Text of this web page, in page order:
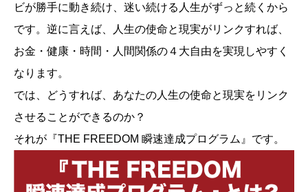
ビが勝手に動き続け、迷い続ける人生がずっと続くから
です。逆に言えば、人生の使命と現実がリンクすれば、
お金・健康・時間・人間関係の４大自由を実現しやすく
なります。
では、どうすれば、あなたの人生の使命と現実をリンク
させることができるのか？
それが『THE FREEDOM 瞬速達成プログラム』です。